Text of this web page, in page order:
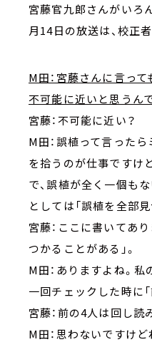
宮藤官九郎さんがいろ
月14日の放送は、校正者
M田：宮藤さんに言っ
不可能に近いと思うん
宮藤：不可能に近い？
M田：誤植って言った
を拾うのが仕事ですけ
で、誤植が全く一個も
としては「誤植を全部
宮藤：ここに書いてあ
つかることがある」。
M田：ありますよね。
一回チェックした時に
宮藤：前の4人は回し読
M田：思わないですけ